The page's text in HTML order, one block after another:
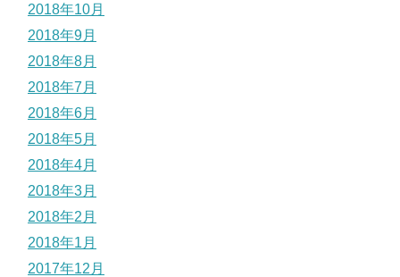
2018年10月
2018年9月
2018年8月
2018年7月
2018年6月
2018年5月
2018年4月
2018年3月
2018年2月
2018年1月
2017年12月